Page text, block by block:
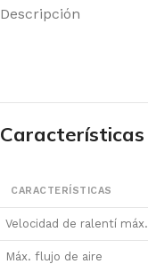
Calidad
Descripción
CARACTERÍSTICAS
Velocidad de ralentí máx.
Máx. flujo de aire